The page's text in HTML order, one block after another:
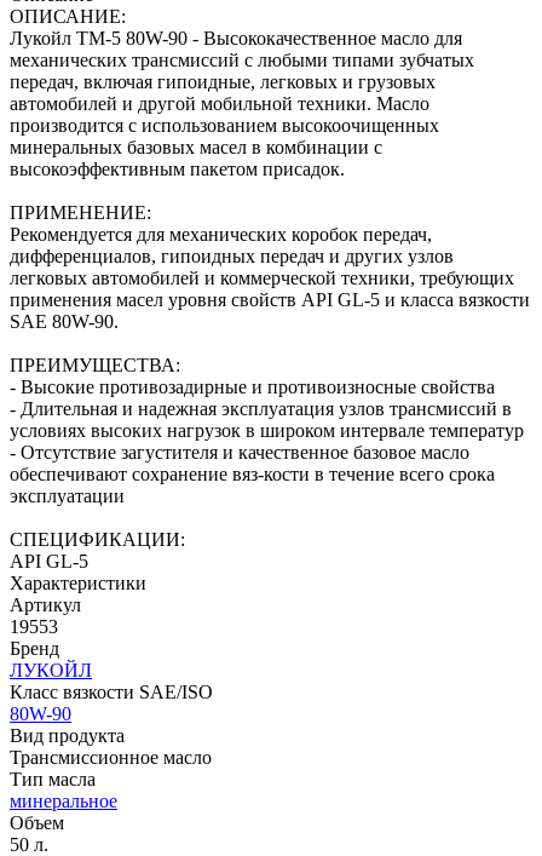
ОПИСАНИЕ:
Лукойл ТМ-5 80W-90 - Высококачественное масло для
механических трансмиссий с любыми типами зубчатых
передач, включая гипоидные, легковых и грузовых
автомобилей и другой мобильной техники. Масло
производится с использованием высокоочищенных
минеральных базовых масел в комбинации с
высокоэффективным пакетом присадок.
ПРИМЕНЕНИЕ:
Рекомендуется для механических коробок передач,
дифференциалов, гипоидных передач и других узлов
легковых автомобилей и коммерческой техники, требующих
применения масел уровня свойств API GL-5 и класса вязкости
SAE 80W-90.
ПРЕИМУЩЕСТВА:
- Высокие противозадирные и противоизносные свойства
- Длительная и надежная эксплуатация узлов трансмиссий в
условиях высоких нагрузок в широком интервале температур
- Отсутствие загустителя и качественное базовое масло
обеспечивают сохранение вяз-кости в течение всего срока
эксплуатации
СПЕЦИФИКАЦИИ:
API GL-5
Характеристики
Артикул
19553
Бренд
ЛУКОЙЛ
Класс вязкости SAE/ISO
80W-90
Вид продукта
Трансмиссионное масло
Тип масла
минеральное
Объем
50 л.